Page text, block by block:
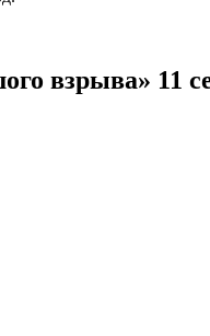
взрыва» 11